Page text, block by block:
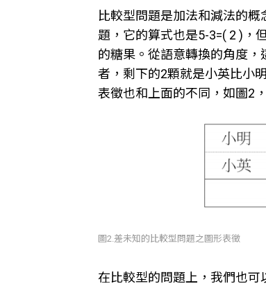
比較型問題是加法和減法的
題，它的算式也是5-3=( 2 )，
的糖果。從語意轉換的角度
者，剩下的2顆就是小英比小
表徵也和上面的不同，如圖2
圖2.差未知的比較型問題之圖形表徵
在比較型的問題上，我們也可